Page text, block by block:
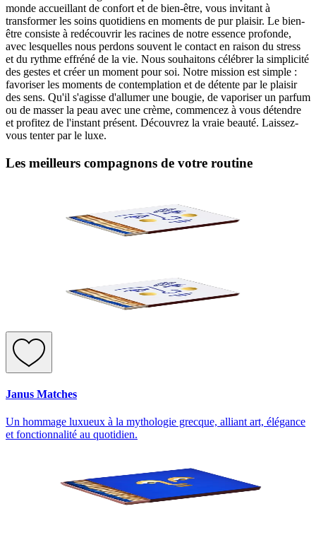
monde accueillant de confort et de bien-être, vous invitant à
transformer les soins quotidiens en moments de pur plaisir. Le bien-
être consiste à redécouvrir les racines de notre essence profonde,
avec lesquelles nous perdons souvent le contact en raison du stress
et du rythme effréné de la vie. Nous souhaitons célébrer la simplicité
des gestes et créer un moment pour soi. Notre mission est simple :
favoriser les moments de contemplation et de détente par le plaisir
des sens. Qu'il s'agisse d'allumer une bougie, de vaporiser un parfum
ou de masser la peau avec une crème, commencez à vous détendre
et profitez de l'instant présent. Découvrez la vraie beauté. Laissez-
vous tenter par le luxe.
Les meilleurs compagnons de votre routine
Janus Matches
Un hommage luxueux à la mythologie grecque, alliant art, élégance
et fonctionnalité au quotidien.